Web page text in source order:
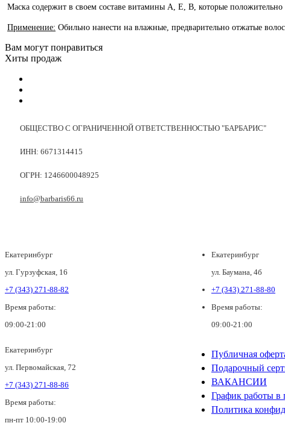
Маска содержит в своем составе витамины A, E, B, которые
Применение: Обильно нанести на влажные, предварительно отжатые
Вам могут понравиться
Хиты продаж
ОБЩЕСТВО С ОГРАНИЧЕННОЙ ОТВЕТСТВЕННОСТЬЮ "БАРБАРИС"
ИНН: 6671314415
ОГРН: 1246600048925
info@barbaris66.ru
Екатеринбург
ул. Гурзуфская, 16
+7 (343) 271-88-82
Время работы:
09:00-21:00
Екатеринбург
ул. Баумана, 4б
+7 (343) 271-88-80
Время работы:
09:00-21:00
Екатеринбург
ул. Первомайская, 72
+7 (343) 271-88-86
Время работы:
пн-пт 10:00-19:00
Публичная
Подарочный
ВАКАНСИИ
График работы в
Политика